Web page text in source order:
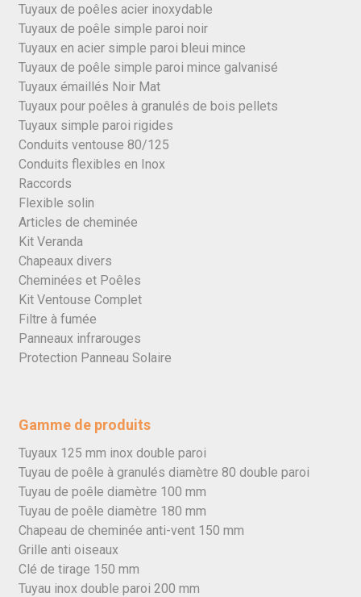
Tuyaux de poêles acier inoxydable
Tuyaux de poêle simple paroi noir
Tuyaux en acier simple paroi bleui mince
Tuyaux de poêle simple paroi mince galvanisé
Tuyaux émaillés Noir Mat
Tuyaux pour poêles à granulés de bois pellets
Tuyaux simple paroi rigides
Conduits ventouse 80/125
Conduits flexibles en Inox
Raccords
Flexible solin
Articles de cheminée
Kit Veranda
Chapeaux divers
Cheminées et Poêles
Kit Ventouse Complet
Filtre à fumée
Panneaux infrarouges
Protection Panneau Solaire
Gamme de produits
Tuyaux 125 mm inox double paroi
Tuyau de poêle à granulés diamètre 80 double paroi
Tuyau de poêle diamètre 100 mm
Tuyau de poêle diamètre 180 mm
Chapeau de cheminée anti-vent 150 mm
Grille anti oiseaux
Clé de tirage 150 mm
Tuyau inox double paroi 200 mm